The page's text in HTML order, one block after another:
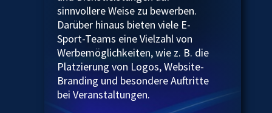
sinnvollere Weise zu bewerben.
Darüber hinaus bieten viele E-
Sport-Teams eine Vielzahl von
Werbemöglichkeiten, wie z. B. die
Platzierung von Logos, Website-
Branding und besondere Auftritte
bei Veranstaltungen.